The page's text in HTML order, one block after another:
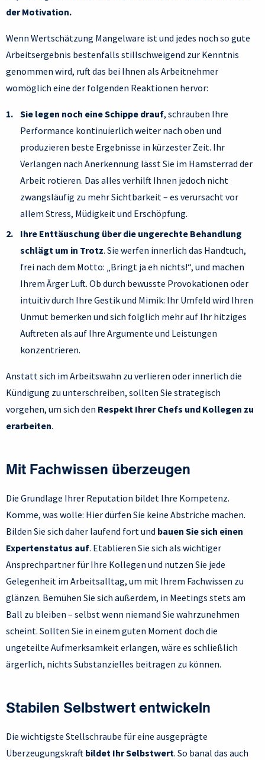
der Motivation.
Wenn Wertschätzung Mangelware ist und jedes noch so gute
Arbeitsergebnis bestenfalls stillschweigend zur Kenntnis
genommen wird, ruft das bei Ihnen als Arbeitnehmer
womöglich eine der folgenden Reaktionen hervor:
Sie legen noch eine Schippe drauf, schrauben Ihre
Performance kontinuierlich weiter nach oben und
produzieren beste Ergebnisse in kürzester Zeit. Ihr
Verlangen nach Anerkennung lässt Sie im Hamsterrad der
Arbeit rotieren. Das alles verhilft Ihnen jedoch nicht
zwangsläufig zu mehr Sichtbarkeit – es verursacht vor
allem Stress, Müdigkeit und Erschöpfung.
Ihre Enttäuschung über die ungerechte Behandlung
schlägt um in Trotz. Sie werfen innerlich das Handtuch,
frei nach dem Motto: „Bringt ja eh nichts!“, und machen
Ihrem Ärger Luft. Ob durch bewusste Provokationen oder
intuitiv durch Ihre Gestik und Mimik: Ihr Umfeld wird Ihren
Unmut bemerken und sich folglich mehr auf Ihr hitziges
Auftreten als auf Ihre Argumente und Leistungen
konzentrieren.
Anstatt sich im Arbeitswahn zu verlieren oder innerlich die
Kündigung zu unterschreiben, sollten Sie strategisch
vorgehen, um sich den Respekt Ihrer Chefs und Kollegen zu
erarbeiten.
Mit Fachwissen überzeugen
Die Grundlage Ihrer Reputation bildet Ihre Kompetenz.
Komme, was wolle: Hier dürfen Sie keine Abstriche machen.
Bilden Sie sich daher laufend fort und bauen Sie sich einen
Expertenstatus auf. Etablieren Sie sich als wichtiger
Ansprechpartner für Ihre Kollegen und nutzen Sie jede
Gelegenheit im Arbeitsalltag, um mit Ihrem Fachwissen zu
glänzen. Bemühen Sie sich außerdem, in Meetings stets am
Ball zu bleiben – selbst wenn niemand Sie wahrzunehmen
scheint. Sollten Sie in einem guten Moment doch die
ungeteilte Aufmerksamkeit erlangen, wäre es schließlich
ärgerlich, nichts Substanzielles beitragen zu können.
Stabilen Selbstwert entwickeln
Die wichtigste Stellschraube für eine ausgeprägte
Überzeugungskraft bildet Ihr Selbstwert. So banal das auch